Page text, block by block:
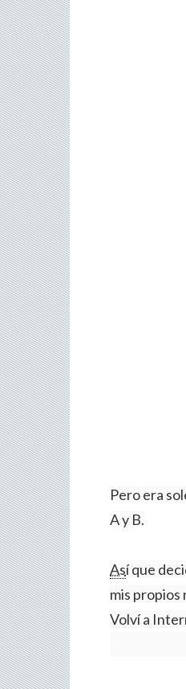
Pero era
A y B.
Así que
mis propios
Volví a